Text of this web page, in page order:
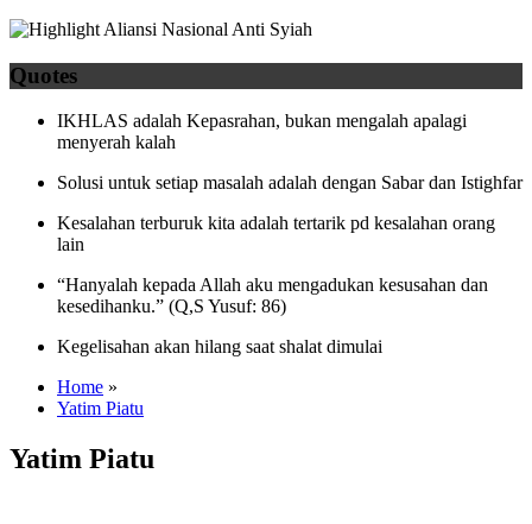
Quotes
IKHLAS adalah Kepasrahan, bukan mengalah apalagi
menyerah kalah
Solusi untuk setiap masalah adalah dengan Sabar dan Istighfar
Kesalahan terburuk kita adalah tertarik pd kesalahan orang
lain
“Hanyalah kepada Allah aku mengadukan kesusahan dan
kesedihanku.” (Q,S Yusuf: 86)
Kegelisahan akan hilang saat shalat dimulai
Home »
Yatim Piatu
Yatim Piatu